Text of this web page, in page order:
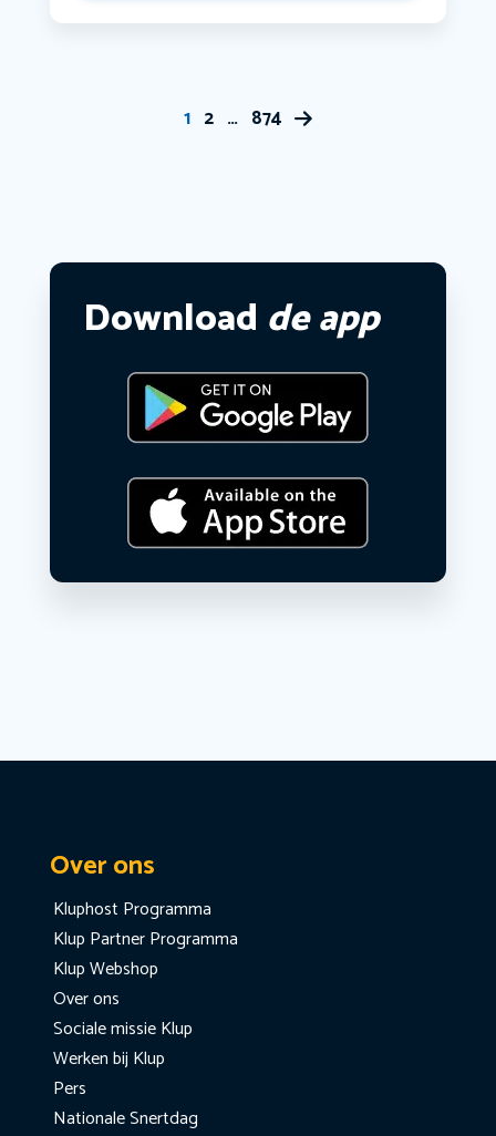
1 2 … 874
Download de app
Over ons
Kluphost Programma
Klup Partner Programma
Klup Webshop
Over ons
Sociale missie Klup
Werken bij Klup
Pers
Nationale Snertdag